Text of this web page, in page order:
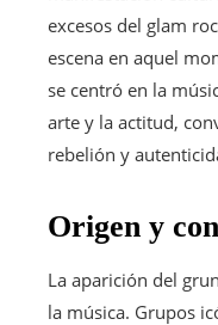
excesos del glam
escena en aquel
se centró en la
arte y la actitud,
rebelión y
Origen y
La aparición del
la música. Grupos